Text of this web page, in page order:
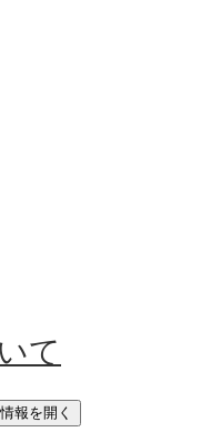
て
報を開く